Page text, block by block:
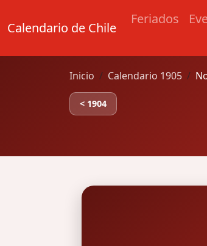
Calendario de Chile
Feriados
Inicio Calendario 1905
< 1904